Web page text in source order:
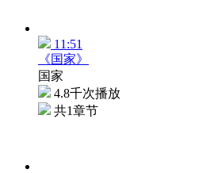
11:51
《国家》
国家
4.8千次播放
共1章节